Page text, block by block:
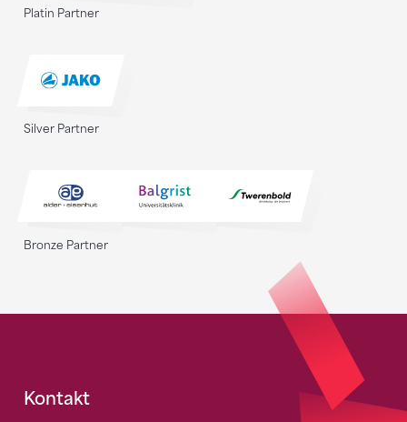
Platin Partner
Silver Partner
Bronze Partner
Fusszeile
Kontakt